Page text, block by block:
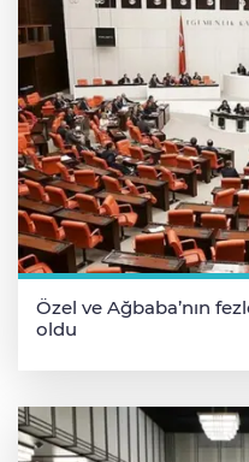
Özel ve Ağbaba’nın
oldu